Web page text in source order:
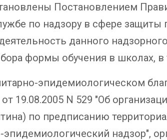
Постановлением
по надзору в сфере защиты
данного
формы обучения в школах,
эпидемиологическом
19.08.2005 N 529 "Об
по предписанию
надзор",